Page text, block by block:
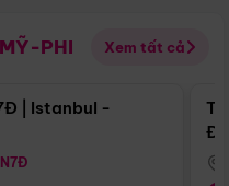
PHI Xem tất cả
Điểm nổi bật
| Istanbul -